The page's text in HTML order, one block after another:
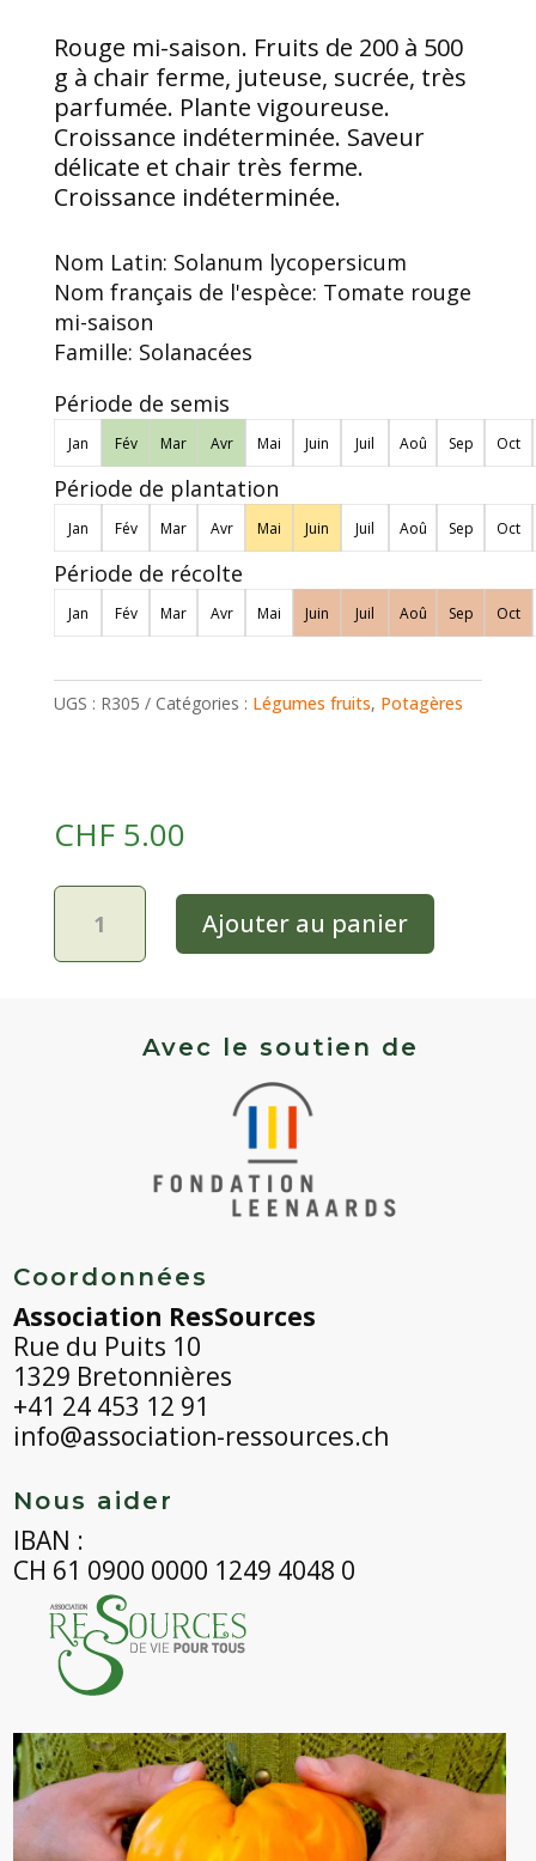
Rouge mi-saison. Fruits de 200 à 500
g à chair ferme, juteuse, sucrée, très
parfumée. Plante vigoureuse.
Croissance indéterminée. Saveur
délicate et chair très ferme.
Croissance indéterminée.
Nom Latin: Solanum lycopersicum
Nom français de l'espèce: Tomate rouge
mi-saison
Famille: Solanacées
Période de semis
Jan Fév Mar Avr Mai Juin Juil Aoû Sep Oct
Période de plantation
Jan Fév Mar Avr Mai Juin Juil Aoû Sep Oct
Période de récolte
Jan Fév Mar Avr Mai Juin Juil Aoû Sep Oct
UGS : R305 Catégories : Légumes fruits, Potagères
CHF5.00
quantité
Tomate
Ajouter au panier
Avec le soutien de
Coordonnées
Association ResSources
Rue du Puits 10
1329 Bretonnières
+41 24 453 12 91
info@association-ressources.ch
Nous aider
IBAN :
CH 61 0900 0000 1249 4048 0